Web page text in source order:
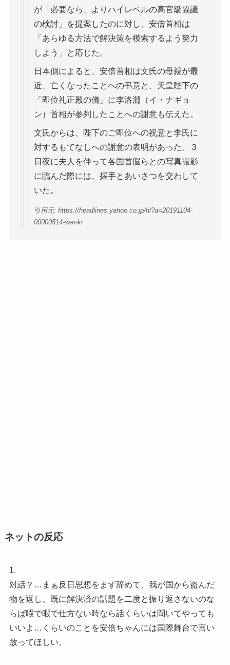
が「必要なら、よりハイレベルの高官級協議
の検討」を提案したのに対し、安倍首相は
「あらゆる方法で解決策を模索するよう努力
しよう」と応じた。
日本側によると、安倍首相は文氏の母親が最
近、亡くなったことへの弔意と、天皇陛下の
「即位礼正殿の儀」に李洛淵（イ・ナギョ
ン）首相が参列したことへの謝意も伝えた。
文氏からは、陛下のご即位への祝意と李氏に
対するもてなしへの謝意の表明があった。３
日夜に夫人を伴って各国首脳らとの写真撮影
に臨んだ際には、握手とあいさつを交わして
いた。
引用元: https://headlines.yahoo.co.jp/hl?a=20191104-
00000514-san-kr
ネットの反応
1.
対話？…まぁ反日思想をまず辞めて、我が国から盗んだ
物を返し、既に解決済の話題を二度と振り返さないのな
らば暇で暇で仕方ない時なら話くらいは聞いてやっても
いいよ…くらいのことを安倍ちゃんには国際舞台で言い
放ってほしい。